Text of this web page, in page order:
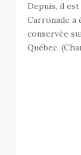
Depuis, il
Carronade a
conservée
Québec.